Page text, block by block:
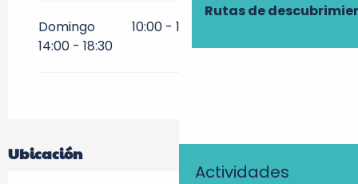
Rutas de
Actividades
Domingo 10:00 - 12:00
14:00 - 18:30
Ubicación